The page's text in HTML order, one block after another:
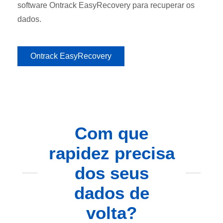
software Ontrack EasyRecovery para recuperar os
dados.
Ontrack EasyRecovery
Com que
rapidez precisa
dos seus
dados de
volta?